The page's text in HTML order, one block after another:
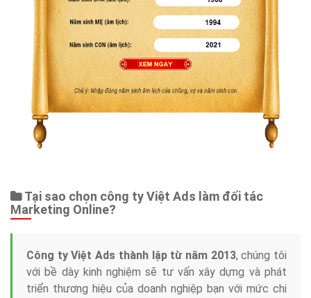
Tại sao chọn công ty Việt Ads làm đối tác
Marketing Online?
Công ty Việt Ads thành lập từ năm 2013, chúng tôi
với bề dày kinh nghiệm sẽ tư vấn xây dựng và phát
triển thương hiệu của doanh nghiệp bạn với mức chi